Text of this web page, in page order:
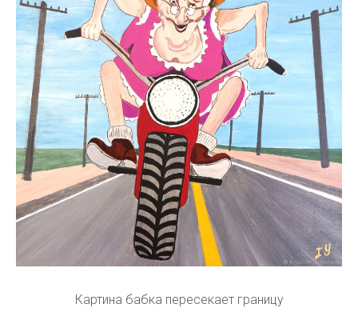
Картина бабка пересекает границу